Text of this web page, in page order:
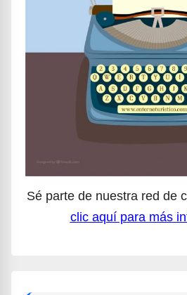
Sé parte de nuestra red de
clic aquí para más